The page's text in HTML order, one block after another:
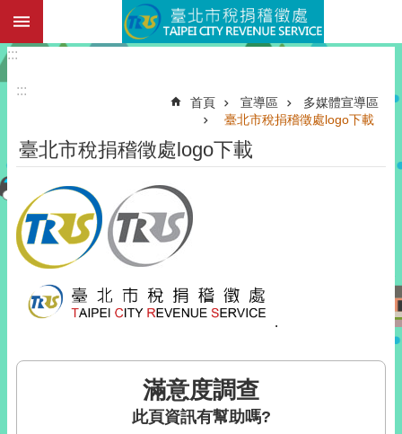
跳到主要內容區塊
:::
:::
首頁 宣導區
多媒體宣導區
臺北市稅捐稽徵處logo下載
臺北市稅捐稽徵處logo下載
.
滿意度調查
此頁資訊有幫助嗎?